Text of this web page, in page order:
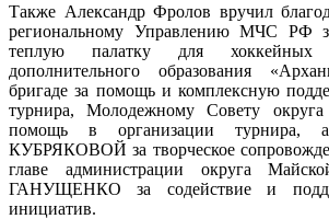
Также Александр Фролов вручил
региональному Управлению МЧС РФ
теплую палатку для хоккейных
дополнительного образования
бригаде за помощь и комплексную
турнира, Молодежному Совету
помощь в организации турнира,
КУБРЯКОВОЙ за творческое
главе администрации округа
ГАНУЩЕНКО за содействие и
инициатив.